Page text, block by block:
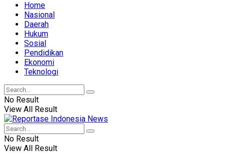
Home
Nasional
Daerah
Hukum
Sosial
Pendidikan
Ekonomi
Teknologi
No Result
View All Result
No Result
View All Result